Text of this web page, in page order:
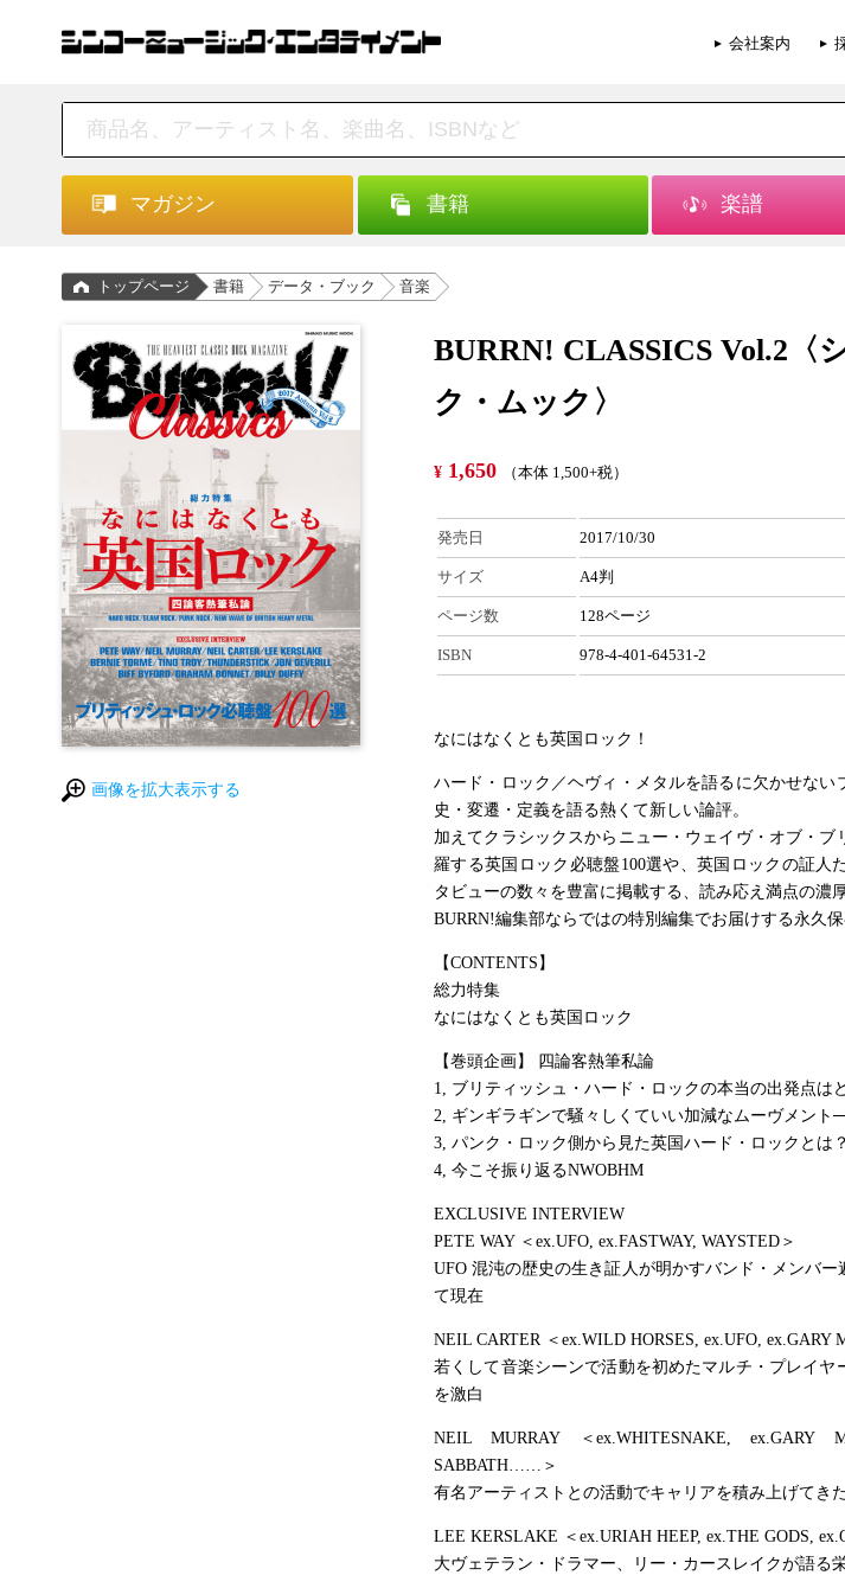
会社案内
マガジン 書籍 楽譜
トップページ 書籍 データ・ブック 音楽
画像を拡大表示する
BURRN! CLASSICS Vol.2〈
ク・ムック〉
¥ 1,650 （本体 1,500+税）
発売日 2017/10/30
サイズ A4判
ページ数 128ページ
ISBN 978-4-401-64531-2
なにはなくとも英国ロック！
ハード・ロック／ヘヴィ・メタルを語るに欠かせな
史・変遷・定義を語る熱くて新しい論評。
加えてクラシックスからニュー・ウェイヴ・オブ・
羅する英国ロック必聴盤100選や、英国ロックの証人
タビューの数々を豊富に掲載する、読み応え満点の濃
BURRN!編集部ならではの特別編集でお届けする永久保
【CONTENTS】
総力特集
なにはなくとも英国ロック
【巻頭企画】 四論客熱筆私論
1, ブリティッシュ・ハード・ロックの本当の出発点は
2, ギンギラギンで騒々しくていい加減なムーヴメント
3, パンク・ロック側から見た英国ハード・ロックとは？
4, 今こそ振り返るNWOBHM
EXCLUSIVE INTERVIEW
PETE WAY ＜ex.UFO, ex.FASTWAY, WAYSTED＞
UFO 混沌の歴史の生き証人が明かすバンド・メンバ
て現在
NEIL CARTER ＜ex.WILD HORSES, ex.UFO, ex.GARY
若くして音楽シーンで活動を初めたマルチ・プレイ
を激白
NEIL MURRAY ＜ex.WHITESNAKE, ex.GARY
SABBATH……＞
有名アーティストとの活動でキャリアを積み上げてき
LEE KERSLAKE ＜ex.URIAH HEEP, ex.THE GODS,
大ヴェテラン・ドラマー、リー・カースレイクが語